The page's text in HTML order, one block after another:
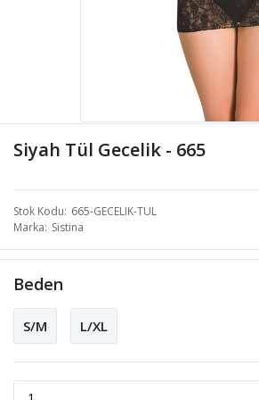
Siyah Tül Gecelik - 665
Stok Kodu 665-GECELIK-TUL
Marka Sistina
Beden
S/M L/XL